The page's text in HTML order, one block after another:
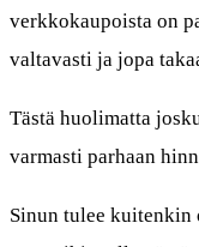
verkkokaupoista on
valtavasti ja jopa
Tästä huolimatta
varmasti parhaan
Sinun tulee kuitenkin